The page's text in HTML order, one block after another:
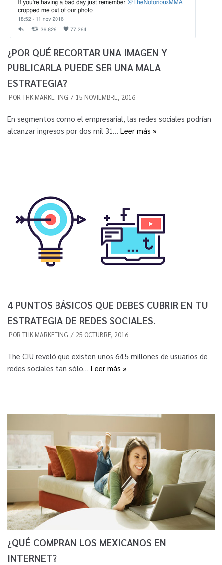
¿POR QUÉ RECORTAR UNA IMAGEN Y
PUBLICARLA PUEDE SER UNA MALA
ESTRATEGIA?
POR THK MARKETING 15 NOVIEMBRE, 2016
En segmentos como el empresarial, las redes sociales podrían
alcanzar ingresos por dos mil 31… Leer más »
4 PUNTOS BÁSICOS QUE DEBES CUBRIR EN TU
ESTRATEGIA DE REDES SOCIALES.
POR THK MARKETING 25 OCTUBRE, 2016
The CIU reveló que existen unos 64.5 millones de usuarios de
redes sociales tan sólo… Leer más »
¿QUÉ COMPRAN LOS MEXICANOS EN
INTERNET?